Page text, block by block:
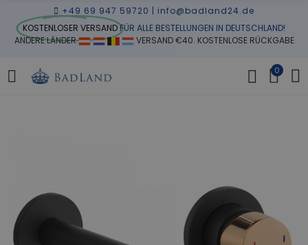
+49 69 947 59720 | info@badland24.de
KOSTENLOSER VERSANDFÜR ALLE BESTELLUNGEN IN DEUTSCHLAND!
ANDERE LÄNDER
VERSAND €40. KOSTENLOSE RÜCKGABE
0